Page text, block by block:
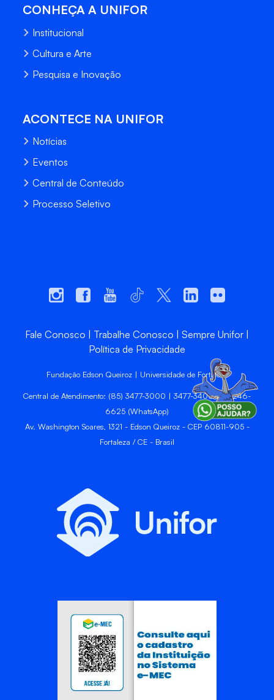
CONHEÇA A UNIFOR
Institucional
Cultura e Arte
Pesquisa e Inovação
ACONTECE NA UNIFOR
Notícias
Eventos
Central de Conteúdo
Processo Seletivo
Fale Conosco Trabalhe Conosco
Sempre Unifor
Política de Privacidade
Fundação Edson Queiroz | Universidade de Fortaleza
Central de Atendimento: (85) 3477-3000 | 3477-3400 | 99246-
6625 (WhatsApp)
Av. Washington Soares, 1321 - Edson Queiroz - CEP 60811-905 -
Fortaleza / CE - Brasil